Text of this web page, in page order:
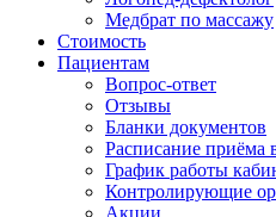
Медбрат по массажу
Стоимость
Пациентам
Вопрос-ответ
Отзывы
Бланки документов
Расписание приёма
График работы
Контролирующие
Акции